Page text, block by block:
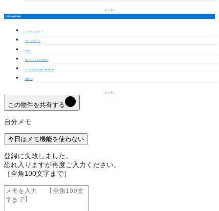
もっと見る
周辺の物件情報
エンゼルハウスⅠ
ラモ クローシェ
サライ
ＭａｓｔＴｏｗｎ平和が丘
ヴィラス星ヶ丘の森 ﾌｫﾚｽﾄｳﾞｨﾗ
福善ビル
もっと見る
この物件を共有する
自分メモ
今日はメモ機能を使わない
登録に失敗しました。
恐れ入りますが再度ご入力ください。
［全角100文字まで］